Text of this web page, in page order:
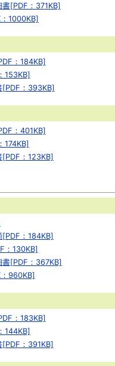
[PDF：371KB]
1000KB]
：184KB]
153KB]
[PDF：393KB]
：401KB]
174KB]
：123KB]
：184KB]
：130KB]
[PDF：367KB]
960KB]
：183KB]
144KB]
：391KB]